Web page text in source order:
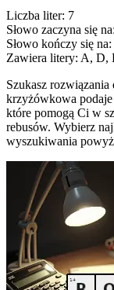
Liczba liter: 7
Słowo zaczyna się
Słowo kończy się na:
Zawiera litery: A, D,
Szukasz rozwiązania
krzyżówkowa
które pomogą Ci w
rebusów. Wybierz
wyszukiwania